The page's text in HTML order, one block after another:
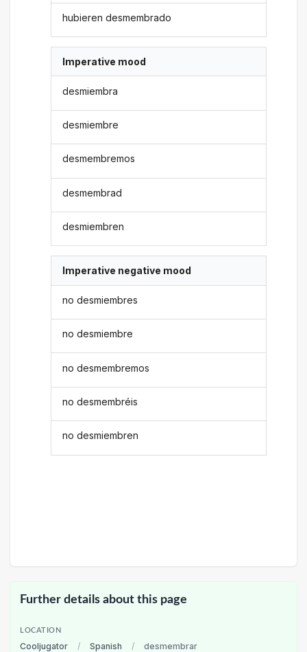
hubieren desmembrado
Imperative mood
desmiembra
desmiembre
desmembremos
desmembrad
desmiembren
Imperative negative mood
no desmiembres
no desmiembre
no desmembremos
no desmembréis
no desmiembren
Further details about this page
LOCATION
Cooljugator / Spanish / desmembrar